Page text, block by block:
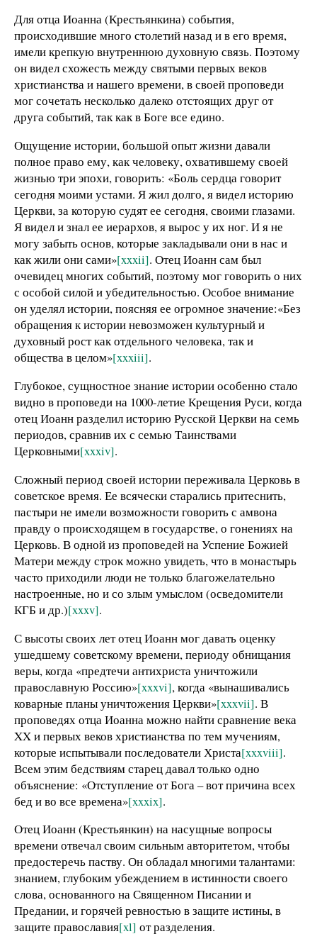
Для отца Иоанна (Крестьянкина) события,
происходившие много столетий назад и в его время,
имели крепкую внутреннюю духовную связь. Поэтому
он видел схожесть между святыми первых веков
христианства и нашего времени, в своей проповеди
мог сочетать несколько далеко отстоящих друг от
друга событий, так как в Боге все едино.
Ощущение истории, большой опыт жизни давали
полное право ему, как человеку, охватившему своей
жизнью три эпохи, говорить: «Боль сердца говорит
сегодня моими устами. Я жил долго, я видел историю
Церкви, за которую судят ее сегодня, своими глазами.
Я видел и знал ее иерархов, я вырос у их ног. И я не
могу забыть основ, которые закладывали они в нас и
как жили они сами»[xxxii]. Отец Иоанн сам был
очевидец многих событий, поэтому мог говорить о них
с особой силой и убедительностью. Особое внимание
он уделял истории, поясняя ее огромное значение:«Без
обращения к истории невозможен культурный и
духовный рост как отдельного человека, так и
общества в целом»[xxxiii].
Глубокое, сущностное знание истории особенно стало
видно в проповеди на 1000-летие Крещения Руси, когда
отец Иоанн разделил историю Русской Церкви на семь
периодов, сравнив их с семью Таинствами
Церковными[xxxiv].
Сложный период своей истории переживала Церковь в
советское время. Ее всячески старались притеснить,
пастыри не имели возможности говорить с амвона
правду о происходящем в государстве, о гонениях на
Церковь. В одной из проповедей на Успение Божией
Матери между строк можно увидеть, что в монастырь
часто приходили люди не только благожелательно
настроенные, но и со злым умыслом (осведомители
КГБ и др.)[xxxv].
С высоты своих лет отец Иоанн мог давать оценку
ушедшему советскому времени, периоду обнищания
веры, когда «предтечи антихриста уничтожили
православную Россию»[xxxvi], когда «вынашивались
коварные планы уничтожения Церкви»[xxxvii]. В
проповедях отца Иоанна можно найти сравнение века
XX и первых веков христианства по тем мучениям,
которые испытывали последователи Христа[xxxviii].
Всем этим бедствиям старец давал только одно
объяснение: «Отступление от Бога – вот причина всех
бед и во все времена»[xxxix].
Отец Иоанн (Крестьянкин) на насущные вопросы
времени отвечал своим сильным авторитетом, чтобы
предостеречь паству. Он обладал многими талантами:
знанием, глубоким убеждением в истинности своего
слова, основанного на Священном Писании и
Предании, и горячей ревностью в защите истины, в
защите православия[xl] от разделения.